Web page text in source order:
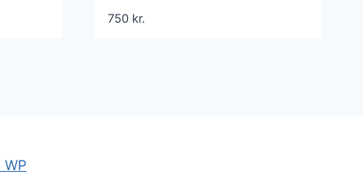
Fallen Leaf
750 kr.